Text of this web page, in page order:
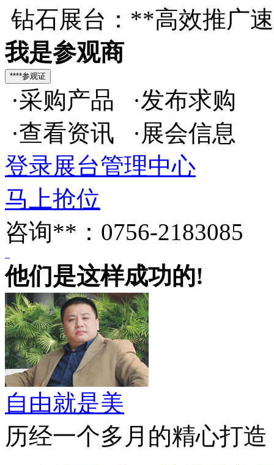
钻石展台：**高效推广
我是参观商
·采购产品 ·发布求购
·查看资讯 ·展会信息
登录展台管理中心
马上抢位
咨询**：0756-2183085
他们是这样成功的!
自由就是美
历经一个多月的精心打